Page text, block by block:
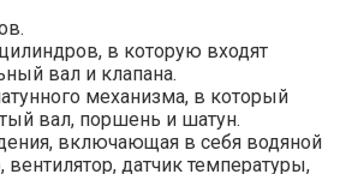
в которую входят
вал и клапана.
механизма, в который
вал, поршень и шатун.
включающая в себя водяной
вентилятор, датчик температуры,